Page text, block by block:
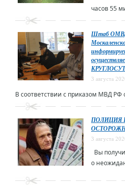
часов 55
Штаб ОМВД
3 августа
В соответствии с приказом МВД РФ
ПОЛИЦИЯ
3 августа
Вы
о